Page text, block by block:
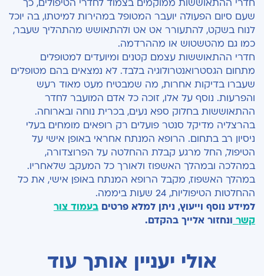
חדרי ההתאוששות ממוקמים בצמוד לחדרי הטיפולים, כך
שעם סיום הפעולה יועבר המטופל במהירות למיטתו, בה יוכל
לנוח בשקט, להתעורר אט אט ולהתאושש מהתהליך שעבר,
כמו גם מהטשטוש או מההרדמה.
חדרי ההתאוששות עצמם קטנים ומיועדים למטופלים
מתחום הגסטרואנטרולוגיה בלבד. לא נמצאים בהם מטופלים
שעברו בדיקות אחרות, מה שמבטיח מעט מאוד רעש
והפרעות. נוסף על אלו, זוכה כל אדם המועבר לחדר
ההתאוששות בחלוק ספא נעים, בכרית נוחה ובארוחה.
בהרצליה מדיקל סנטר פועלים רק רופאים מומחים בעלי
ניסיון רב בתחום. הרופא המנתח אחראי באופן אישי על
הטיפול, החל מרגע קבלת ההחלטה על הפרוצדורה,
במהלכה ובמהלך האשפוז ולאורך כל המעקב שלאחריו.
במהלך האשפוז, מקבל הרופא המנתח באופן אישי, את כל
ההחלטות הטיפוליות, 24 שעות ביממה.
למידע נוסף וייעוץ, ניתן למלא פרטים בעמוד צור
קשר ונחזור אלייך בהקדם.
אולי יעניין אותך עוד